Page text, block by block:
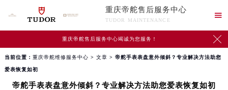
重庆帝舵售后服务中心
TUDOR MAINTENANCE

重庆帝舵售后服务中心竭诚为您服务！ 
当前位置： 重庆帝舵维修服务中心 > 文章 > 帝舵手表表盘意外倾斜？专业解决方法助您
爱表恢复如初
帝舵手表表盘意外倾斜？专业解决方法助您爱表恢复如初